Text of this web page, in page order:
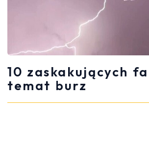
10 zaskakujących
temat burz